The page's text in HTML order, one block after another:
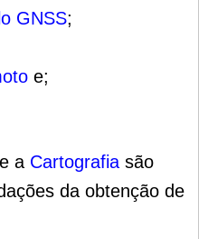
GNSS;
e;
e a Cartografia são
da obtenção de